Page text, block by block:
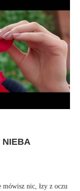
NIEBA
mówisz nic, łzy z oczu